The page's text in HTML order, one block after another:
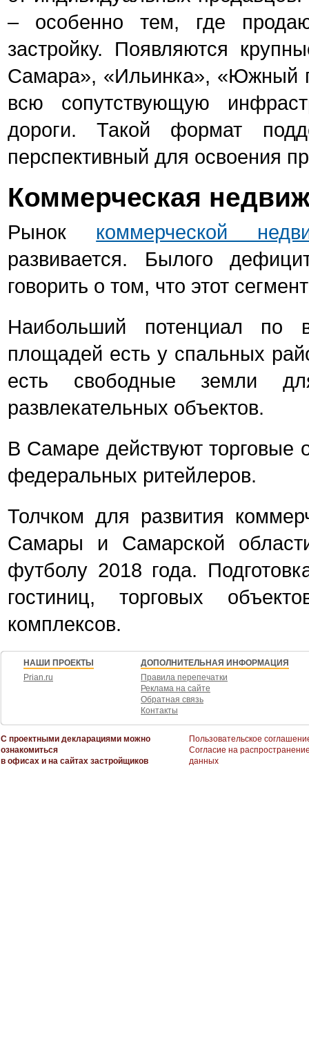
– особенно тем, где
застройку. Появляются
Самара», «Ильинка», «Южный
всю сопутствующую
дороги. Такой формат
перспективный для освоения
Коммерческая
Рынок коммерческой
развивается. Былого
говорить о том, что этот
Наибольший потенциал по
площадей есть у спальных
есть свободные земли
развлекательных объектов.
В Самаре действуют торговые
федеральных ритейлеров.
Толчком для развития
Самары и Самарской
футболу 2018 года.
гостиниц, торговых
комплексов.
НАШИ ПРОЕКТЫ
Prian.ru
ДОПОЛНИТЕЛЬНАЯ ИНФОРМАЦИЯ
Правила перепечатки
Реклама на сайте
Обратная связь
Контакты
С проектными декларациями можно
ознакомиться
в офисах и на сайтах застройщиков
Пользовательское
Согласие на
данных